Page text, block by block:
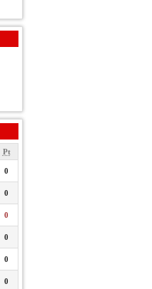
Pt
0
0
0
0
0
0